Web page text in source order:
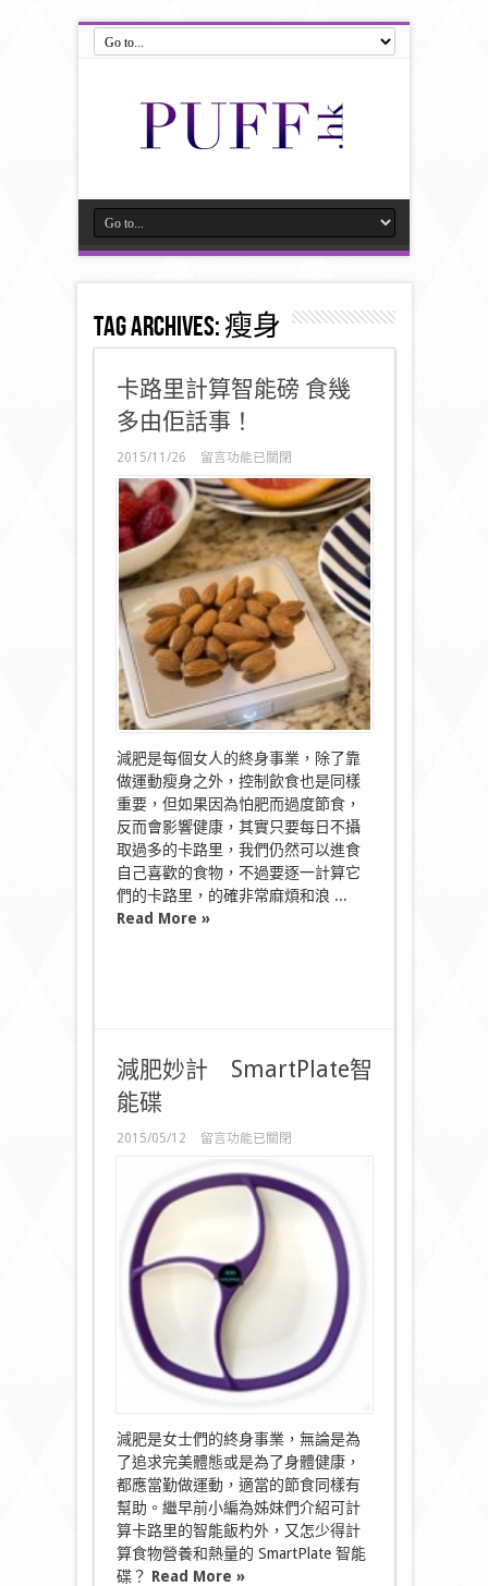
Tag Archives:瘦身
卡路里計算智能磅 食幾
多由佢話事！
2015/11/26
在
〈卡
路
里
計
算
智
能
磅
食
幾
多
由
佢
話
事！〉
中
留言功能已關閉
減肥是每個女人的終身事業，除了靠
做運動瘦身之外，控制飲食也是同樣
重要，但如果因為怕肥而過度節食，
反而會影響健康，其實只要每日不攝
取過多的卡路里，我們仍然可以進食
自己喜歡的食物，不過要逐一計算它
們的卡路里，的確非常麻煩和浪 ...
Read More »
減肥妙計 SmartPlate智
能碟
2015/05/12
在
肥
妙
能
碟〉
留言功能已關閉
減肥是女士們的終身事業，無論是為
了追求完美體態或是為了身體健康，
都應當勤做運動，適當的節食同樣有
幫助。繼早前小編為姊妹們介紹可計
算卡路里的智能飯杓外，又怎少得計
算食物營養和熱量的 SmartPlate 智能
碟？ Read More »